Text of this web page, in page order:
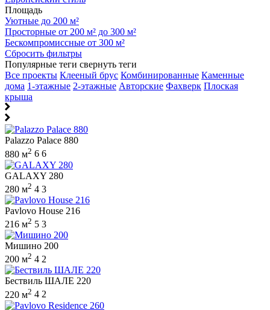
Площадь
Уютные до 200 м²
Просторные от 200 м² до 300 м²
Бескомпромиссные от 300 м²
Сбросить фильтры
Популярные теги свернуть теги
Все проекты Клееный брус Комбинированные Каменные
дома 1-этажные 2-этажные Авторские Фахверк Плоская
крыша
Palazzo Palace 880
880 м2 6 6
GALAXY 280
280 м2 4 3
Pavlovo House 216
216 м2 5 3
Мишино 200
200 м2 4 2
Бествиль ШАЛЕ 220
220 м2 4 2